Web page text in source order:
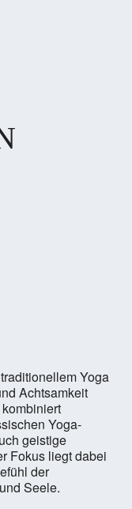
Yoga
Achtsamkeit
Yoga-
geistige
Fokus liegt dabei
der
Seele.